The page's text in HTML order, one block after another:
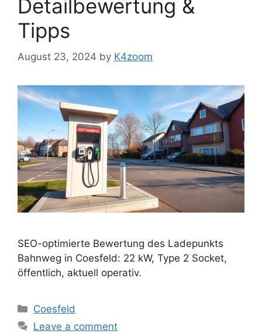
Detailbewertung &
Tipps
August 23, 2024 by K4zoom
SEO-optimierte Bewertung des Ladepunkts
Bahnweg in Coesfeld: 22 kW, Type 2 Socket,
öffentlich, aktuell operativ.
Categories
Coesfeld
Leave a comment